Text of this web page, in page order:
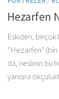
Hezarfen
Eskiden,
“Hezarfen”
da, neslinin bu
yanısıra